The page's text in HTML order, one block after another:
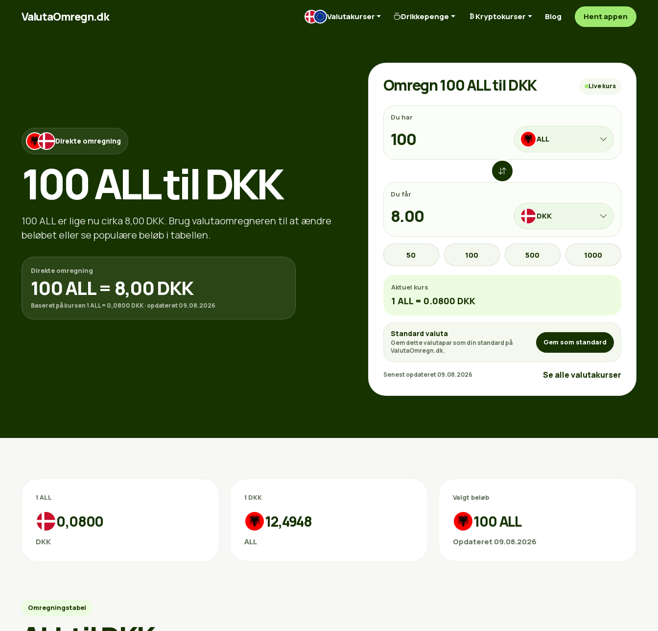
ValutaOmregn.dk Valutakurser Drikkepenge Kryptokurser Blog Hent appen
Direkte omregning
100 ALL til DKK
100 ALL er lige nu cirka 8,00 DKK. Brug valutaomregneren til at ændre
beløbet eller se populære beløb i tabellen.
Direkte omregning
100 ALL = 8,00 DKK
Baseret på kursen 1 ALL = 0,0800 DKK · opdateret 09.08.2026
Omregn 100 ALL til DKK Live kurs
Du har
ALL
Du får
DKK
50 100 500 1000
Aktuel kurs
1 ALL = 0.0800 DKK
Standard valuta
Gem dette valutapar som din standard på
ValutaOmregn.dk.
Gem som standard
Senest opdateret 09.08.2026 Se alle valutakurser
1 ALL
0,0800
DKK
1 DKK
12,4948
ALL
Valgt beløb
100 ALL
Opdateret 09.08.2026
Omregningstabel